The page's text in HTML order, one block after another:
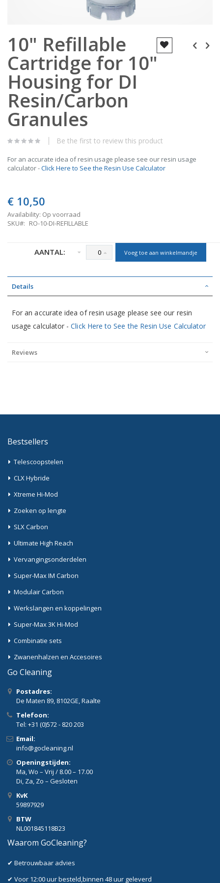
to
beginning
of
the
images
gallery
10" Refillable
Cartridge for 10"
Housing for DI
Resin/Carbon
Granules
Be the first to review this product
For an accurate idea of resin usage please see our resin usage
calculator -Click Here to See the Resin Use Calculator
€ 10,50
Availability: Op voorraad
SKU
RO-10-DI-REFILLABLE
AANTAL: Voeg toe aan winkelmandje
Details
For an accurate idea of resin usage please see our resin
usage calculator -Click Here to See the Resin Use Calculator
Reviews
Bestsellers
Telescoopstelen
CLX Hybride
Xtreme Hi-Mod
Zoeken op lengte
SLX Carbon
Ultimate High Reach
Vervangingsonderdelen
Super-Max IM Carbon
Modulair Carbon
Werkslangen en koppelingen
Super-Max 3K Hi-Mod
Combinatie sets
Zwanenhalzen en Accesoires
Go Cleaning
Postadres:
De Maten 89, 8102GE, Raalte
Telefoon:
Tel: +31 (0)572 - 820 203
Email:
info@gocleaning.nl
Openingstijden:
Ma, Wo – Vrij / 8.00 – 17.00
Di, Za, Zo – Gesloten
KvK
59897929
BTW
NL001845118B23
Waarom GoCleaning?
✔ Betrouwbaar advies
✔ Voor 12:00 uur besteld,binnen 48 uur geleverd